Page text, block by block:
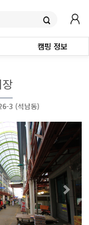
캠핑 정보
3 (석남동)